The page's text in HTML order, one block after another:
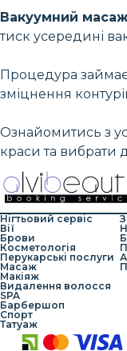
Вакуумний
тиск усередині
Процедура займає
зміцнення
Ознайомитись з
краси та вибрати
Нігтьовий сервіс
Вії
Брови
Косметологія
Перукарські послуги
Масаж
Макіяж
Видалення волосся
SPA
Барбершоп
Спорт
Татуаж